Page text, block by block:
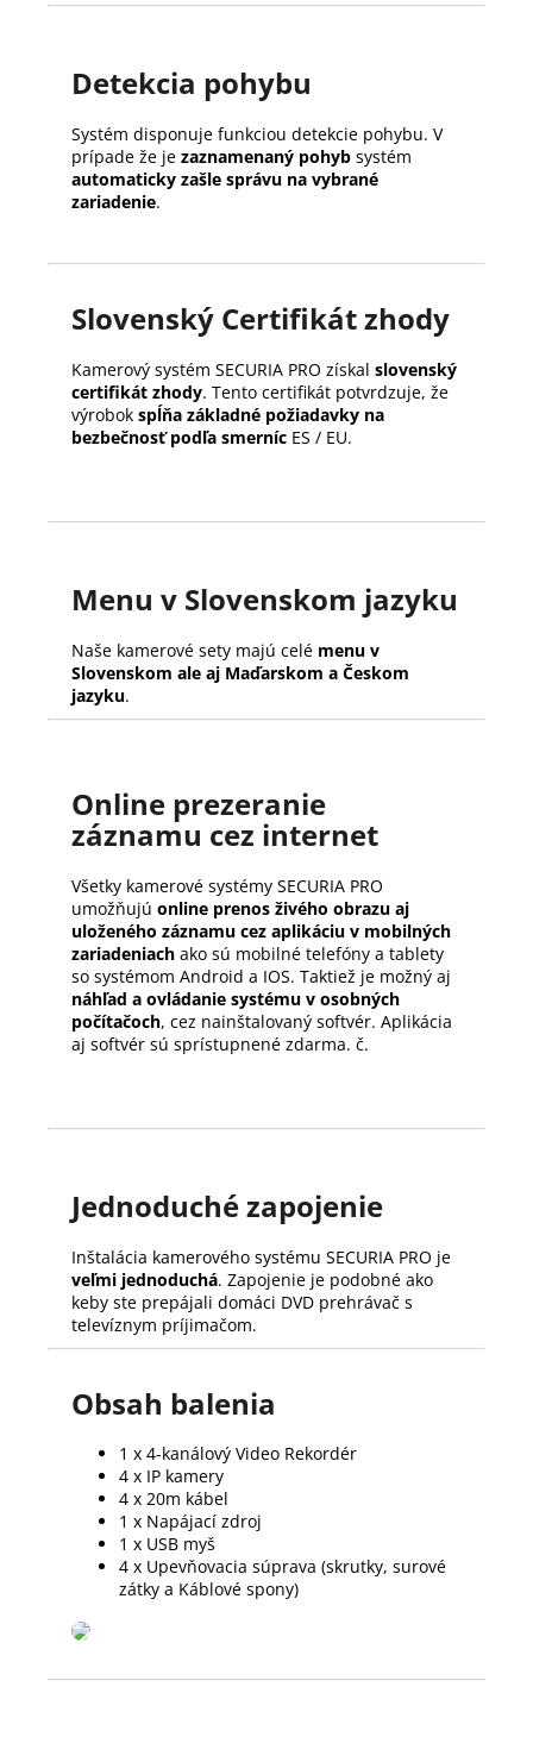
Detekcia pohybu
Systém disponuje funkciou detekcie pohybu. V
prípade že je zaznamenaný pohyb systém
automaticky zašle správu na vybrané
zariadenie.
Slovenský Certifikát zhody
Kamerový systém SECURIA PRO získal slovenský
certifikát zhody. Tento certifikát potvrdzuje, že
výrobok spĺňa základné požiadavky na
bezbečnosť podľa smerníc ES / EU.
Menu v Slovenskom jazyku
Naše kamerové sety majú celé menu v
Slovenskom ale aj Maďarskom a Českom
jazyku.
Online prezeranie
záznamu cez internet
Všetky kamerové systémy SECURIA PRO
umožňujú online prenos živého obrazu aj
uloženého záznamu cez aplikáciu v mobilných
zariadeniach ako sú mobilné telefóny a tablety
so systémom Android a IOS. Taktiež je možný aj
náhľad a ovládanie systému v osobných
počítačoch, cez nainštalovaný softvér. Aplikácia
aj softvér sú sprístupnené zdarma. č.
Jednoduché zapojenie
Inštalácia kamerového systému SECURIA PRO je
veľmi jednoduchá. Zapojenie je podobné ako
keby ste prepájali domáci DVD prehrávač s
televíznym príjimačom.
Obsah balenia
1 x 4-kanálový Video Rekordér
4 x IP kamery
4 x 20m kábel
1 x Napájací zdroj
1 x USB myš
4 x Upevňovacia súprava (skrutky, surové
zátky a Káblové spony)